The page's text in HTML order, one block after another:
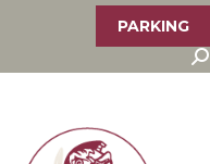
PARKING